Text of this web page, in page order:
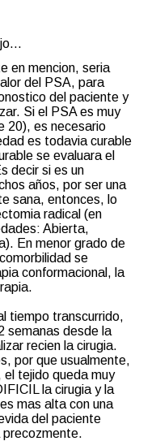
en mencion, seria
del PSA, para
del paciente y
Si el PSA es muy
20), es necesario
es todavia curable
se evaluara el
decir si es un
años, por ser una
sana, entonces, lo
radical (en
Abierta,
En menor grado de
se
conformacional, la
tiempo transcurrido,
semanas desde la
recien la cirugia.
por que usualmente,
tejido queda muy
la cirugia y la
mas alta con una
del paciente
precozmente.